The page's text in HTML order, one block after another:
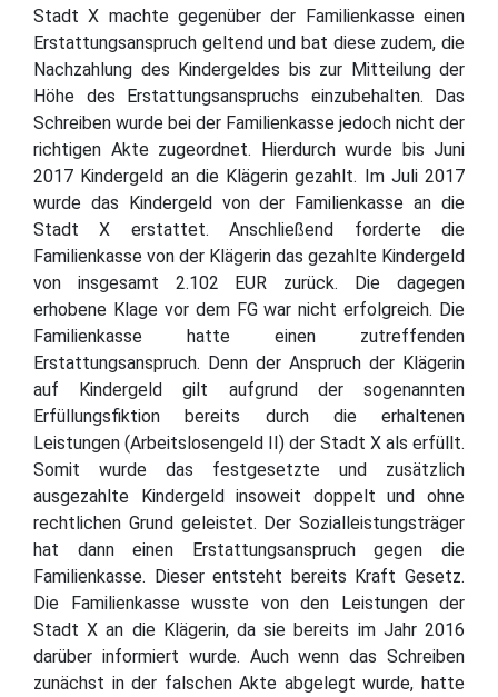
Stadt X machte gegenüber der Familienkasse einen
Erstattungsanspruch geltend und bat diese zudem, die
Nachzahlung des Kindergeldes bis zur Mitteilung der
Höhe des Erstattungsanspruchs einzubehalten. Das
Schreiben wurde bei der Familienkasse jedoch nicht der
richtigen Akte zugeordnet. Hierdurch wurde bis Juni
2017 Kindergeld an die Klägerin gezahlt. Im Juli 2017
wurde das Kindergeld von der Familienkasse an die
Stadt X erstattet. Anschließend forderte die
Familienkasse von der Klägerin das gezahlte Kindergeld
von insgesamt 2.102 EUR zurück. Die dagegen
erhobene Klage vor dem FG war nicht erfolgreich. Die
Familienkasse hatte einen zutreffenden
Erstattungsanspruch. Denn der Anspruch der Klägerin
auf Kindergeld gilt aufgrund der sogenannten
Erfüllungsfiktion bereits durch die erhaltenen
Leistungen (Arbeitslosengeld II) der Stadt X als erfüllt.
Somit wurde das festgesetzte und zusätzlich
ausgezahlte Kindergeld insoweit doppelt und ohne
rechtlichen Grund geleistet. Der Sozialleistungsträger
hat dann einen Erstattungsanspruch gegen die
Familienkasse. Dieser entsteht bereits Kraft Gesetz.
Die Familienkasse wusste von den Leistungen der
Stadt X an die Klägerin, da sie bereits im Jahr 2016
darüber informiert wurde. Auch wenn das Schreiben
zunächst in der falschen Akte abgelegt wurde, hatte